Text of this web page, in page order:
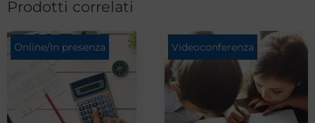
Prodotti correlati
Online/In presenza Videoconferenza